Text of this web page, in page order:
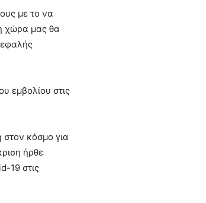
με το να
χώρα μας θα
εμβολίου στις
κόσμο για
ήρθε
19 στις